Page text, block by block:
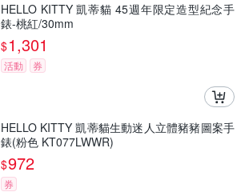
HELLO KITTY 凱蒂貓 45週年限定造型紀念手
錶-桃紅/30mm
$1,301
活動 券
HELLO KITTY 凱蒂貓生動迷人立體豬豬圖案手
錶(粉色 KT077LWWR)
$972
券